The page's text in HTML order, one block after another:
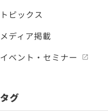
トピックス
メディア掲載
イベント・セミナー
タグ